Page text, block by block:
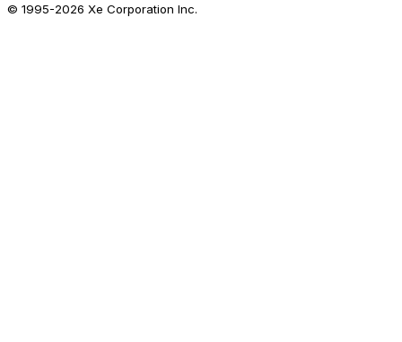
© 1995-2026 Xe Corporation Inc.